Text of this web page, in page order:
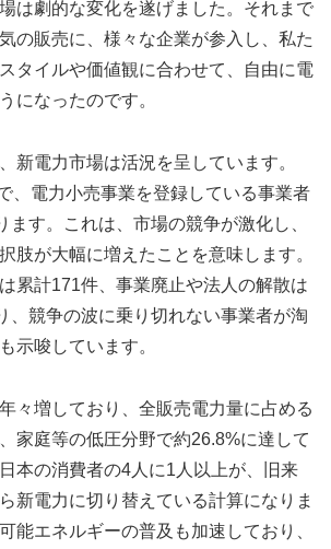
は劇的な変化を遂げました。それまで
の販売に、様々な企業が参入し、私た
タイルや価値観に合わせて、自由に電
になったのです。
新電力市場は活況を呈しています。
、電力小売事業を登録している事業者
ます。これは、市場の競争が激化し、
肢が大幅に増えたことを意味します。
累計171件、事業廃止や法人の解散は
、競争の波に乗り切れない事業者が淘
示唆しています。
々増しており、全販売電力量に占める
家庭等の低圧分野で約26.8%に達して
本の消費者の4人に1人以上が、旧来
新電力に切り替えている計算になりま
能エネルギーの普及も加速しており、